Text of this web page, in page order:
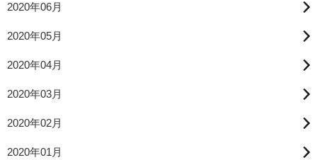
2020年06月
2020年05月
2020年04月
2020年03月
2020年02月
2020年01月